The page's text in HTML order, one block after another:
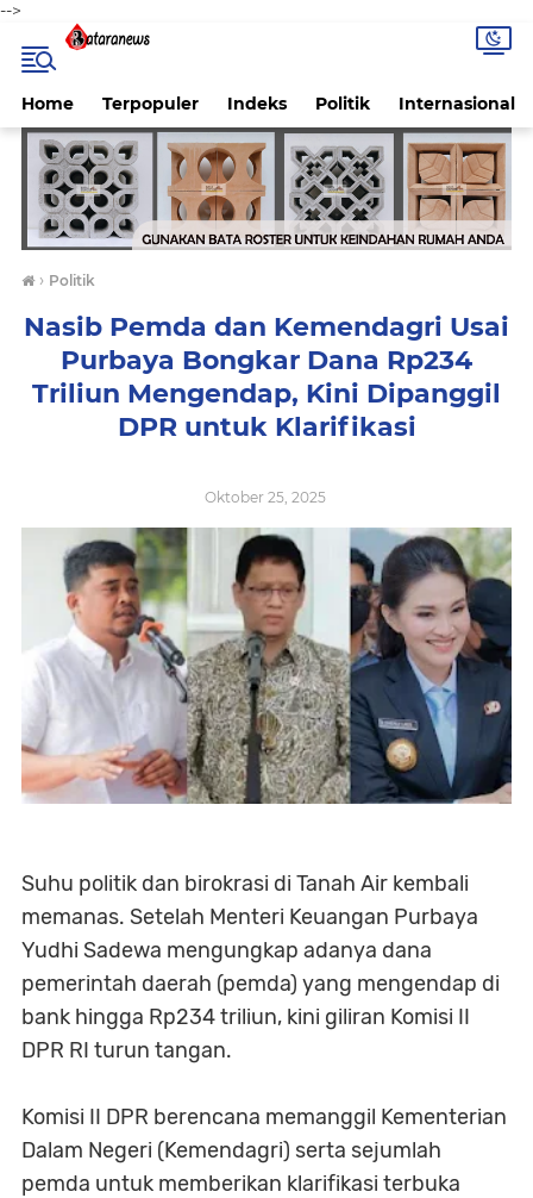
-->
Home Terpopuler Indeks Politik Internasional
› Politik
Nasib Pemda dan Kemendagri Usai
Purbaya Bongkar Dana Rp234
Triliun Mengendap, Kini Dipanggil
DPR untuk Klarifikasi
Oktober 25, 2025
Suhu politik dan birokrasi di Tanah Air kembali
memanas. Setelah Menteri Keuangan Purbaya
Yudhi Sadewa mengungkap adanya dana
pemerintah daerah (pemda) yang mengendap di
bank hingga Rp234 triliun, kini giliran Komisi II
DPR RI turun tangan.
Komisi II DPR berencana memanggil Kementerian
Dalam Negeri (Kemendagri) serta sejumlah
pemda untuk memberikan klarifikasi terbuka